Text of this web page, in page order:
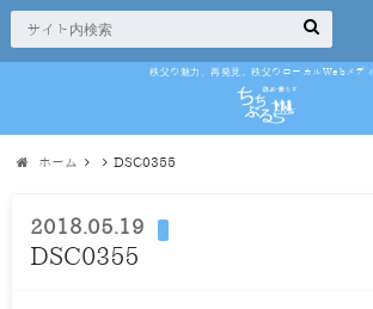
秩父の魅力、再発見。秩父のローカルWebメデ
ホーム DSC0355
2018.05.19
DSC0355